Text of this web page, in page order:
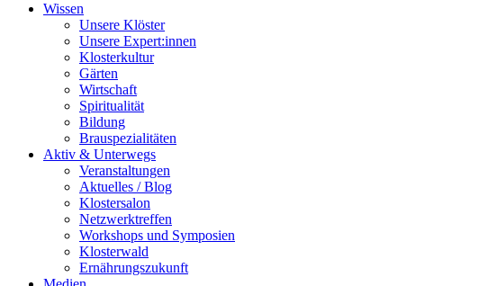
Wissen
Unsere Klöster
Unsere Expert:innen
Klosterkultur
Gärten
Wirtschaft
Spiritualität
Bildung
Brauspezialitäten
Aktiv & Unterwegs
Veranstaltungen
Aktuelles / Blog
Klostersalon
Netzwerktreffen
Workshops und Symposien
Klosterwald
Ernährungszukunft